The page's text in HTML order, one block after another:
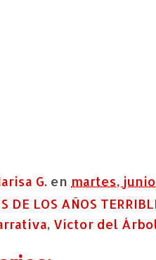
G. en martes,
DE LOS AÑOS
, Víctor del